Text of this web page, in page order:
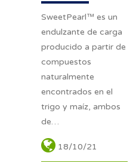
SweetPearl™ es un
endulzante de carga
producido a partir de
compuestos
naturalmente
encontrados en el
trigo y maíz, ambos
de…
18/10/21